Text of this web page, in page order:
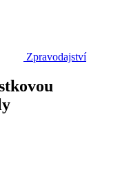
Zpravodajství